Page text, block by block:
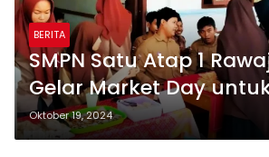
BERITA
SMPN Satu Atap 1
Gelar Market Day
Mendorong Semangat
Kewirausahaan
Oktober 19, 2024